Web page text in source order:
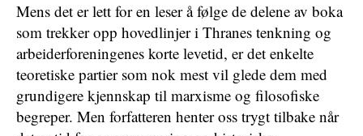
Mens det er lett for en leser å følge de delene av boka
som trekker opp hovedlinjer i Thranes tenkning og
arbeiderforeningenes korte levetid, er det enkelte
teoretiske partier som nok mest vil glede dem med
grundigere kjennskap til marxisme og filosofiske
begreper. Men forfatteren henter oss trygt tilbake når